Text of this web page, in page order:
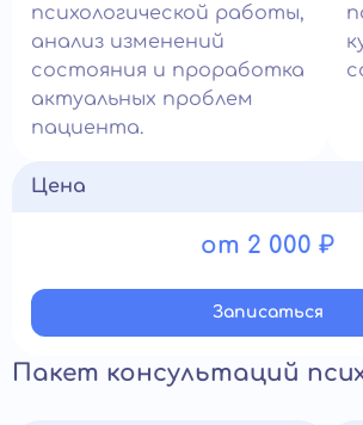
психологической работы,
анализ изменений
состояния и проработка
актуальных проблем
пациента.
Цена
от 2 000 ₽
Записатьcя
Пакет консультаций